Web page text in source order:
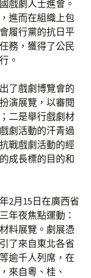
戲劇人士進會。
進而在組織上包
履行黨的抗日平
務，獲得了公民
。
了戲劇博覽會的
演展覽，以審閱
二是舉行戲劇材
劇活動的汗青過
戰戲劇活動的經
成長標的目的和
2月15日在廣西省
年夜焦點運動：
料展覽。劇展憑
了來自東北各省
逾千人列席，在
來自粵、桂、